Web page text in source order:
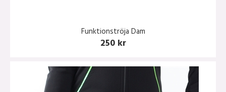
Funktionströja Dam
250 kr